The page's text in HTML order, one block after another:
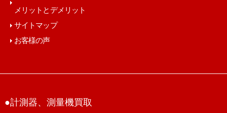
メリットとデメリット
サイトマップ
お客様の声
●計測器、測量機買取